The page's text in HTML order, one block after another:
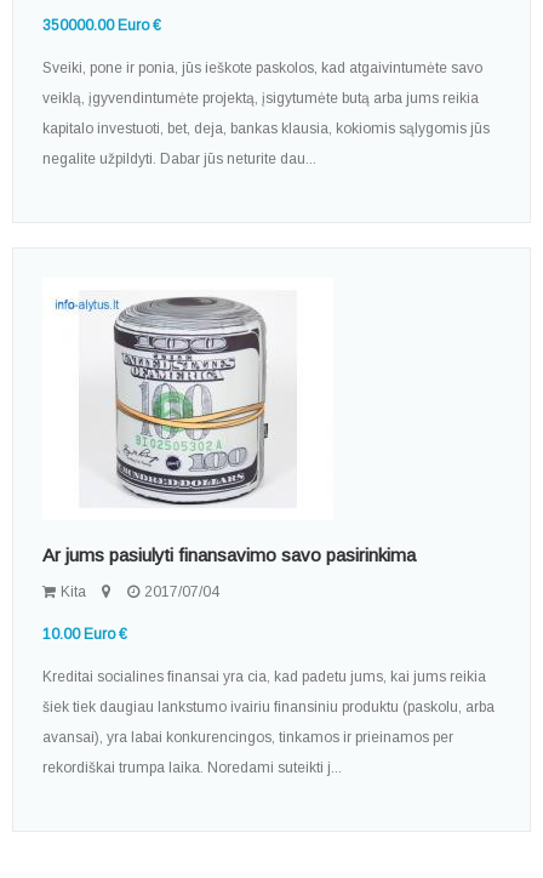
350000.00 Euro €
Sveiki, pone ir ponia, jūs ieškote paskolos, kad atgaivintumėte savo
veiklą, įgyvendintumėte projektą, įsigytumėte butą arba jums reikia
kapitalo investuoti, bet, deja, bankas klausia, kokiomis sąlygomis jūs
negalite užpildyti. Dabar jūs neturite dau...
Ar jums pasiulyti finansavimo savo pasirinkima
Kita 2017/07/04
10.00 Euro €
Kreditai socialines finansai yra cia, kad padetu jums, kai jums reikia
šiek tiek daugiau lankstumo ivairiu finansiniu produktu (paskolu, arba
avansai), yra labai konkurencingos, tinkamos ir prieinamos per
rekordiškai trumpa laika. Noredami suteikti j...